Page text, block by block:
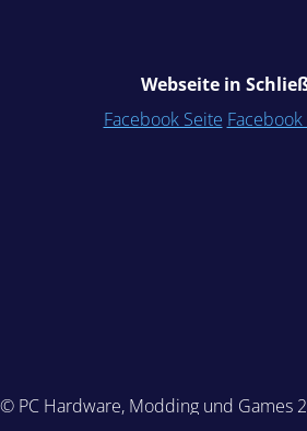
Webseite in
Facebook Seite
© PC Hardware, Modding und Games